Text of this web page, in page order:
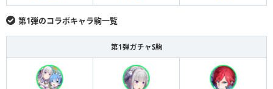
第1弾のコラボキャラ駒一覧
第1弾ガチャS駒